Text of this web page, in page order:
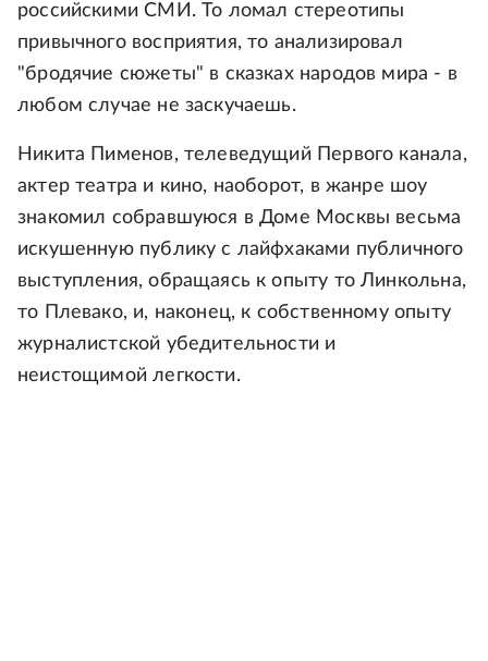
российскими СМИ. То ломал стереотипы
привычного восприятия, то анализировал
"бродячие сюжеты" в сказках народов мира - в
любом случае не заскучаешь.
Никита Пименов, телеведущий Первого канала,
актер театра и кино, наоборот, в жанре шоу
знакомил собравшуюся в Доме Москвы весьма
искушенную публику с лайфхаками публичного
выступления, обращаясь к опыту то Линкольна,
то Плевако, и, наконец, к собственному опыту
журналистской убедительности и
неистощимой легкости.